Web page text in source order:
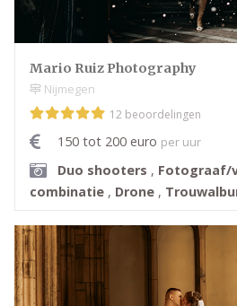
Mario Ruiz Photography
Nijmegen
12 beoordelingen
150 tot 200 euro per uur
Duo shooters , Fotograaf/
combinatie , Drone ,